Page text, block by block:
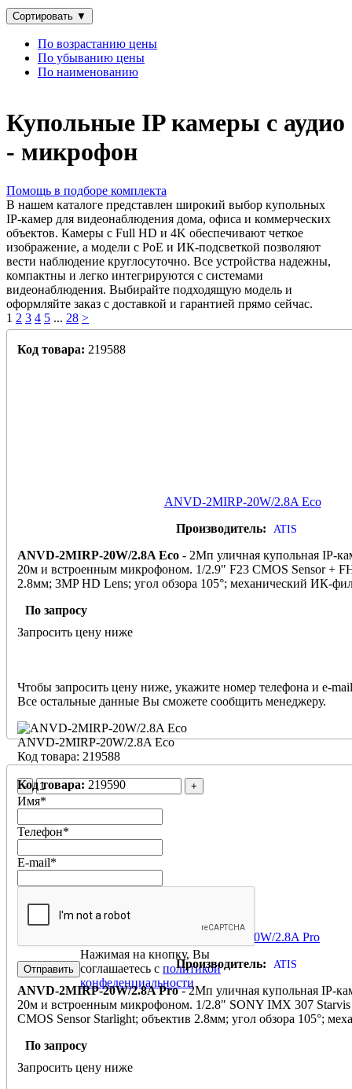
Сортировать ▼
По возрастанию цены
По убыванию цены
По наименованию
Купольные IP камеры с аудио
- микрофон
Помощь в подборе комплекта
В нашем каталоге представлен широкий выбор купольных
IP‑камер для видеонаблюдения дома, офиса и коммерческих
объектов. Камеры с Full HD и 4K обеспечивают четкое
изображение, а модели с PoE и ИК‑подсветкой позволяют
вести наблюдение круглосуточно. Все устройства надежны,
компактны и легко интегрируются с системами
видеонаблюдения. Выбирайте подходящую модель и
оформляйте заказ с доставкой и гарантией прямо сейчас.
1 2 3 4 5 ... 28 >
Код товара: 219588
ANVD-2MIRP-20W/2.8A Eco
Производитель:
ATIS
ANVD-2MIRP-20W/2.8A Eco - 2Мп уличная купольная IP-
20м и встроенным микрофоном. 1/2.9" F23 CMOS Sensor +
2.8мм; 3MP HD Lens; угол обзора 105°; механический ИК-
ONVIF, HIK, XM; Поддержка iPEYE; 1920×1080@25к/с;
DWDR, 3D DNR, BLC; обнаружение движения; 1 RJ45 10M/
встроенный микрофон; DC12В± 15%/PoE(802.3af)/ 400мА; -
По запросу
Запросить цену ниже
Чтобы запросить цену ниже, укажите номер телефона и e-
Все остальные данные Вы сможете сообщить менеджеру.
ANVD-2MIRP-20W/2.8A Eco
Код товара: 219588
- +
Имя*
Телефон*
E-mail*
Нажимая на кнопку, Вы
соглашаетесь с политикой
конфеденциальности
Код товара: 219590
ANVD-2MIRP-20W/2.8A Pro
Производитель:
ATIS
ANVD-2MIRP-20W/2.8A Pro- 2Мп уличная купольная IP-
20м и встроенным микрофоном. 1/2.8" SONY IMX 307 Starvis
CMOS Sensor Starlight; объектив 2.8мм; угол обзора 105°;
H.264/H.264+/H265/H265+; Протоколы: ONVIF, HIK, XM;
1920×1080@25к/с; 2048х1536@15к/с ; WDR, 3D DNR, BLC;
движения; 1 RJ45 10M/100M Ethernet; Аудио: встроенный
По запросу
Запросить цену ниже